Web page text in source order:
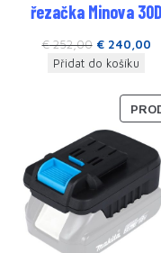
řezačka Minova 30D
€252,00 €240,00
Přidat do košíku